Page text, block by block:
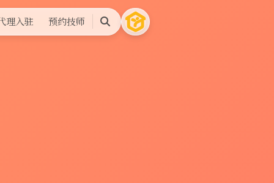
理入驻 预约技师
搜